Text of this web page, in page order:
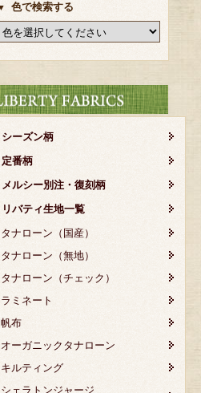
色で検索する
シーズン柄
定番柄
メルシー別注・復刻柄
リバティ生地一覧
タナローン（国産）
タナローン（無地）
タナローン（チェック）
ラミネート
帆布
オーガニックタナローン
キルティング
シェラトンジャージ